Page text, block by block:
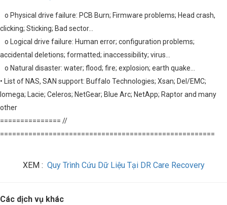
o Physical drive failure: PCB Burn; Firmware problems; Head crash,
clicking; Sticking; Bad sector…
o Logical drive failure: Human error; configuration problems;
accidental deletions; formatted; inaccessibility; virus…
o Natural disaster: water; flood; fire; explosion; earth quake…
• List of NAS, SAN support: Buffalo Technologies; Xsan; Del/EMC;
Iomega; Lacie; Celeros; NetGear; Blue Arc; NetApp; Raptor and many
other
=============== //
=====================================================
XEM : Quy Trình Cứu Dữ Liệu Tại DR Care Recovery
Các dịch vụ khác